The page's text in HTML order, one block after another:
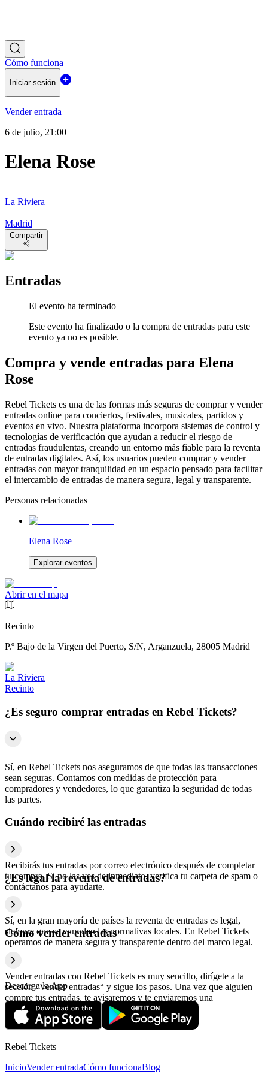
Cómo funciona
Iniciar sesión
Vender entrada
6 de julio, 21:00
Elena Rose
La Riviera
Madrid
Compartir
Entradas
El evento ha terminado
Este evento ha finalizado o la compra de entradas para este
evento ya no es posible.
Compra y vende entradas para Elena
Rose
Rebel Tickets es una de las formas más seguras de comprar y vender
entradas online para conciertos, festivales, musicales, partidos y
eventos en vivo. Nuestra plataforma incorpora sistemas de control y
tecnologías de verificación que ayudan a reducir el riesgo de
entradas fraudulentas, creando un entorno más fiable para la reventa
de entradas digitales. Así, los usuarios pueden comprar y vender
entradas con mayor tranquilidad en un espacio pensado para facilitar
el intercambio de entradas de manera segura, legal y transparente.
Personas relacionadas
Elena Rose
Explorar eventos
Abrir en el mapa
Recinto
P.º Bajo de la Virgen del Puerto, S/N, Arganzuela, 28005 Madrid
La Riviera
Recinto
¿Es seguro comprar entradas en Rebel Tickets?
Sí, en Rebel Tickets nos aseguramos de que todas las transacciones
sean seguras. Contamos con medidas de protección para
compradores y vendedores, lo que garantiza la seguridad de todas
las partes.
Cuándo recibiré las entradas
Recibirás tus entradas por correo electrónico después de completar
tu compra. Si no las ves de inmediato, verifica tu carpeta de spam o
contáctanos para ayudarte.
¿Es legal la reventa de entradas?
Sí, en la gran mayoría de países la reventa de entradas es legal,
siempre que se cumplan las normativas locales. En Rebel Tickets
operamos de manera segura y transparente dentro del marco legal.
Cómo vender entradas
Vender entradas con Rebel Tickets es muy sencillo, dirígete a la
sección “Vender entradas“ y sigue los pasos. Una vez que alguien
compre tus entradas, te avisaremos y te enviaremos una
confirmación con la información relativa al pago.
Descarga la App
Rebel Tickets
InicioVender entradaCómo funcionaBlog